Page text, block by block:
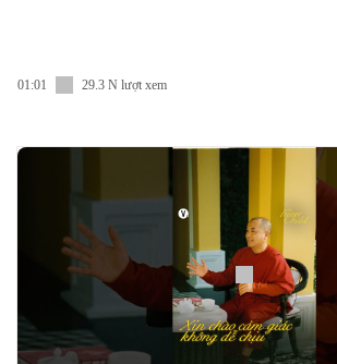
01:01 29.3 N lượt xem